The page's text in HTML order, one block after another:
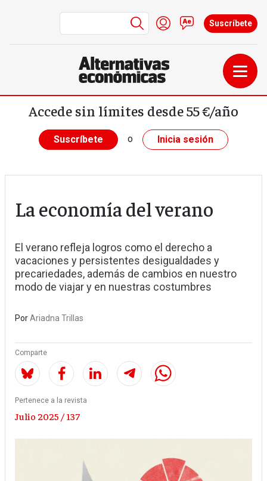
Pasar al contenido principal
Menú de cuenta de
Iniciar sesión
Contacto
Suscríbete
Accede sin límites desde 55 €/año
Suscríbete o Inicia sesión
La economía del verano
El verano refleja logros como el derecho a
vacaciones y persistentes desigualdades y
precariedades, además de cambios en nuestro
modo de viajar y en nuestras costumbres
PorAriadna Trillas
Comparte
Pertenece a la revista
Julio 2025 / 137